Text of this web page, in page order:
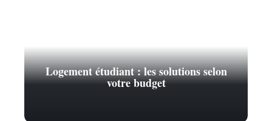
Logement étudiant : les solutions selon
votre budget